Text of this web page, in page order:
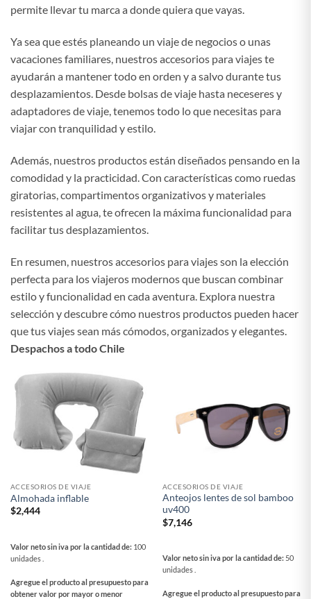
permite llevar tu marca a donde quiera que vayas.
Ya sea que estés planeando un viaje de negocios o unas
vacaciones familiares, nuestros accesorios para viajes te
ayudarán a mantener todo en orden y a salvo durante tus
desplazamientos. Desde bolsas de viaje hasta neceseres y
adaptadores de viaje, tenemos todo lo que necesitas para
viajar con tranquilidad y estilo.
Además, nuestros productos están diseñados pensando en la
comodidad y la practicidad. Con características como ruedas
giratorias, compartimentos organizativos y materiales
resistentes al agua, te ofrecen la máxima funcionalidad para
facilitar tus desplazamientos.
En resumen, nuestros accesorios para viajes son la elección
perfecta para los viajeros modernos que buscan combinar
estilo y funcionalidad en cada aventura. Explora nuestra
selección y descubre cómo nuestros productos pueden hacer
que tus viajes sean más cómodos, organizados y elegantes.
Despachos a todo Chile
ACCESORIOS DE VIAJE
Almohada inflable
$2,444
Valor neto sin iva por la cantidad de: 100
unidades .
Agregue el producto al presupuesto para
obtener valor por mayor o menor
ACCESORIOS DE VIAJE
Anteojos lentes de sol bamboo
uv400
$7,146
Valor neto sin iva por la cantidad de: 50
unidades .
Agregue el producto al presupuesto para